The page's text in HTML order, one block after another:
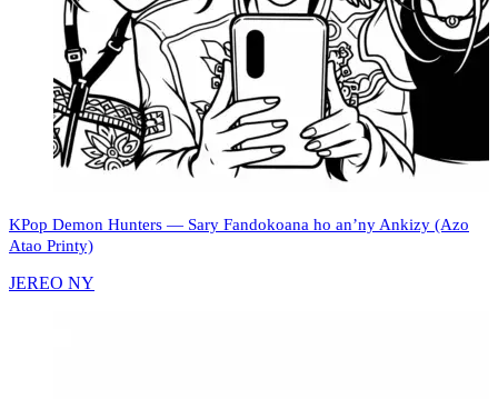
KPop Demon Hunters — Sary Fandokoana ho an’ny Ankizy (Azo
Atao Printy)
JEREO NY